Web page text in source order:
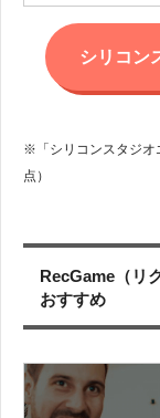
シリコン
※「シリコンスタジオ
点）
RecGame（リ
おすすめ